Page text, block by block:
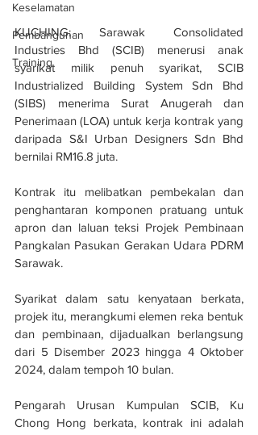
Keselamatan
Pembangunan
Training
KUCHING: Sarawak Consolidated
Industries Bhd (SCIB) menerusi anak
syarikat milik penuh syarikat, SCIB
Industrialized Building System Sdn Bhd
(SIBS) menerima Surat Anugerah dan
Penerimaan (LOA) untuk kerja kontrak yang
daripada S&I Urban Designers Sdn Bhd
bernilai RM16.8 juta.
Kontrak itu melibatkan pembekalan dan
penghantaran komponen pratuang untuk
apron dan laluan teksi Projek Pembinaan
Pangkalan Pasukan Gerakan Udara PDRM
Sarawak.
Syarikat dalam satu kenyataan berkata,
projek itu, merangkumi elemen reka bentuk
dan pembinaan, dijadualkan berlangsung
dari 5 Disember 2023 hingga 4 Oktober
2024, dalam tempoh 10 bulan.
Pengarah Urusan Kumpulan SCIB, Ku
Chong Hong berkata, kontrak ini adalah